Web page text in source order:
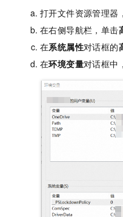
打开文件资源管理器
在右侧导航栏，单击
在系统属性对话框的
在环境变量对话框中